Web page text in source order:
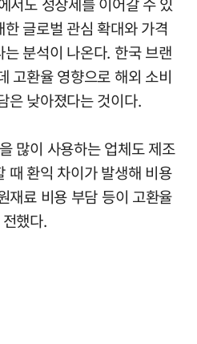
글로벌 관심 확대와 가격
분석이 나온다. 한국 브랜
고환율 영향으로 해외 소비
은 낮아졌다는 것이다.
많이 사용하는 업체도 제조
때 환익 차이가 발생해 비용
재료 비용 부담 등이 고환율
했다.